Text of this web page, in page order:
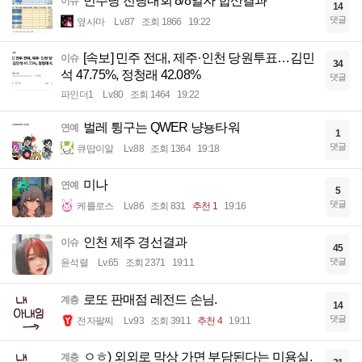
옆사마 Lv.87 조회 1866 19:22
14
댓글
이슈 [속보] 민주 전대, 제주·인천 당원투표…김민
석 47.75%, 정청래 42.08%
파인더1 Lv.80 조회 1464 19:22
34
댓글
연예 벌레 튕구는 QWER 냥뇽타워
큐땁이알 Lv.88 조회 1364 19:18
1
댓글
연예 미나
케를로스 Lv.86 조회 831 추천 1 19:16
5
댓글
이슈 인천 제주 경선결과
윤석렬 Lv.65 조회 2371 19:11
45
댓글
계층 로또 판매점 레전드 손님.
전자팔찌 Lv.93 조회 3911 추천 4 19:11
14
댓글
계층 ㅇㅎ) 외외로 막상 가면 부담된다는 미용실.